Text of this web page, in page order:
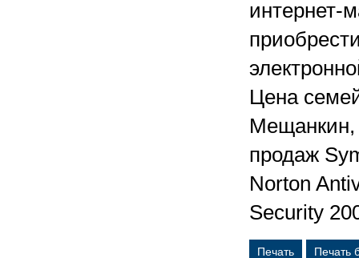
интернет-
Цена
Мещанкин,
продаж
Norton
Security
Печать Печать